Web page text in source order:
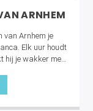
ARNHEM
van Arnhem je
houdt
hij je wakker met